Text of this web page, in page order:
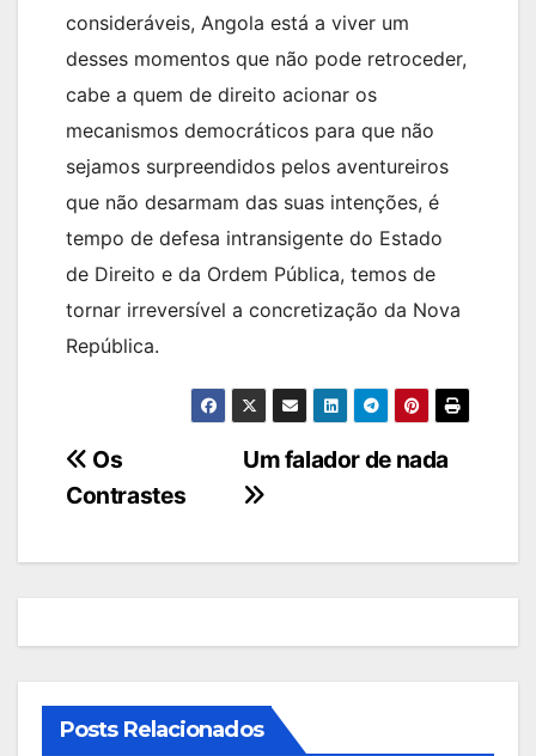
consideráveis, Angola está a viver um
desses momentos que não pode retroceder,
cabe a quem de direito acionar os
mecanismos democráticos para que não
sejamos surpreendidos pelos aventureiros
que não desarmam das suas intenções, é
tempo de defesa intransigente do Estado
de Direito e da Ordem Pública, temos de
tornar irreversível a concretização da Nova
República.
Navegação
de
artigos
Um falador de nada
Os
Contrastes
Posts Relacionados